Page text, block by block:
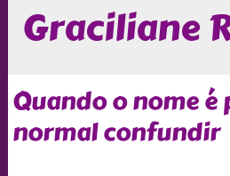
Graciliane
Quando o nome é
normal confundir